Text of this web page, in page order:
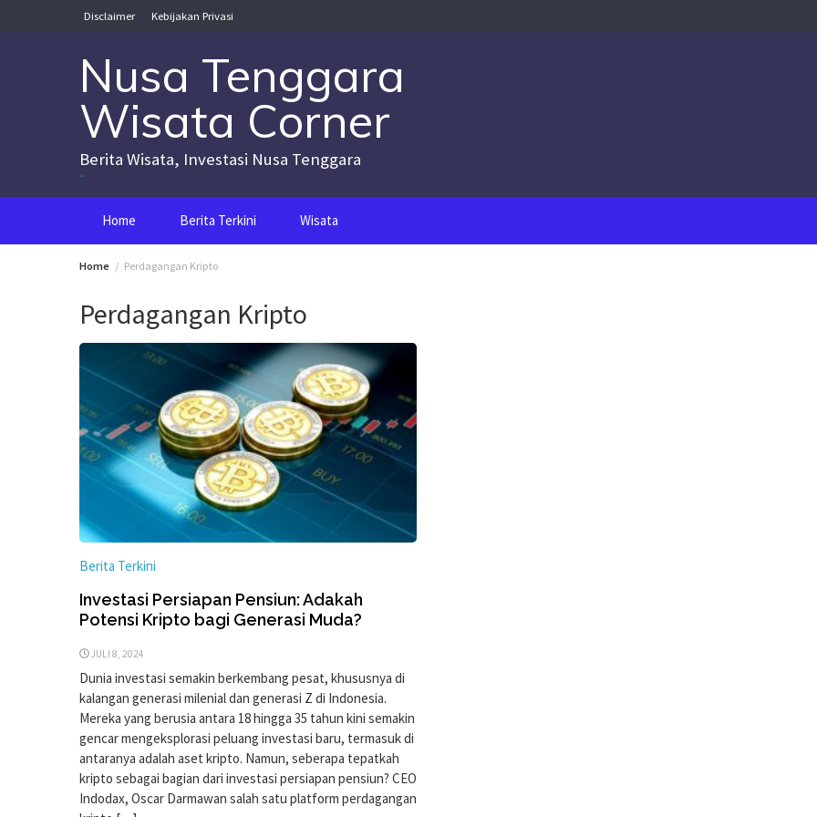
Disclaimer Kebijakan Privasi
Nusa Tenggara
Wisata Corner
Berita Wisata, Investasi Nusa Tenggara
Home Berita Terkini Wisata
Home Perdagangan Kripto
Perdagangan Kripto
Berita Terkini
Investasi Persiapan Pensiun: Adakah
Potensi Kripto bagi Generasi Muda?
JULI 8, 2024
Dunia investasi semakin berkembang pesat, khususnya di
kalangan generasi milenial dan generasi Z di Indonesia.
Mereka yang berusia antara 18 hingga 35 tahun kini semakin
gencar mengeksplorasi peluang investasi baru, termasuk di
antaranya adalah aset kripto. Namun, seberapa tepatkah
kripto sebagai bagian dari investasi persiapan pensiun? CEO
Indodax, Oscar Darmawan salah satu platform perdagangan